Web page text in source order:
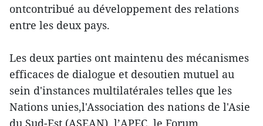
ontcontribué au développement des relations
entre les deux pays.
Les deux parties ont maintenu des mécanismes
efficaces de dialogue et desoutien mutuel au
sein d'instances multilatérales telles que les
Nations unies,l'Association des nations de l'Asie
du Sud-Est (ASEAN), l’APEC, le Forum